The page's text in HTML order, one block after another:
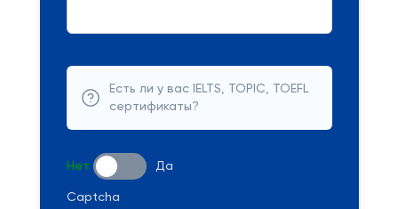
Есть ли у вас IELTS, TOPIC, TOEFL
сертификаты?
Нет Да
Captcha